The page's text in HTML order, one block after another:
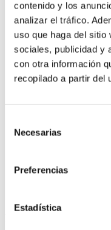
contenido y los
analizar el tráfico.
uso que haga del sitio
sociales, publicidad y
con otra información
recopilado a partir del
Necesarias
Preferencias
Estadística
sido un
mejora